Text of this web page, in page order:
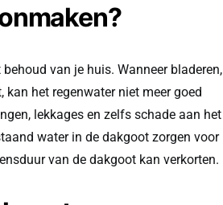
van je huis. Wanneer bladeren,
het regenwater niet meer goed
lekkages en zelfs schade aan het
water in de dakgoot zorgen voor
van de dakgoot kan verkorten.